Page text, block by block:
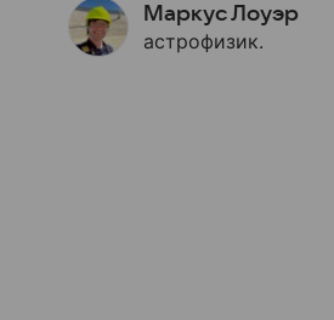
Маркус Лоуэр
астрофизик.